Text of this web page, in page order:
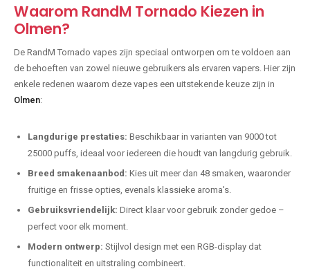
Waarom RandM Tornado Kiezen in
Olmen?
De RandM Tornado vapes zijn speciaal ontworpen om te voldoen aan
de behoeften van zowel nieuwe gebruikers als ervaren vapers. Hier zijn
enkele redenen waarom deze vapes een uitstekende keuze zijn in
Olmen:
Langdurige prestaties: Beschikbaar in varianten van 9000 tot
25000 puffs, ideaal voor iedereen die houdt van langdurig gebruik.
Breed smakenaanbod: Kies uit meer dan 48 smaken, waaronder
fruitige en frisse opties, evenals klassieke aroma's.
Gebruiksvriendelijk: Direct klaar voor gebruik zonder gedoe –
perfect voor elk moment.
Modern ontwerp: Stijlvol design met een RGB-display dat
functionaliteit en uitstraling combineert.